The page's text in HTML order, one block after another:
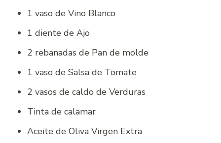
1 vaso de Vino Blanco
1 diente de Ajo
2 rebanadas de Pan de molde
1 vaso de Salsa de Tomate
2 vasos de caldo de Verduras
Tinta de calamar
Aceite de Oliva Virgen Extra